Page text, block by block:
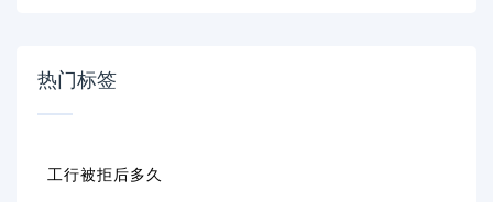
热门标签
工行被拒后多久